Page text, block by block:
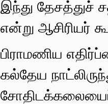
இந்து
என்று ஆசிரியர்
பிராமணிய
கல்தேய